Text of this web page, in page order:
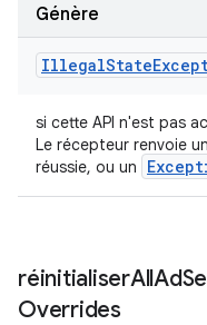
Génère
IllegalState
si cette API n'est pas
Le récepteur renvoie un
réussie, ou un
réinitialiserAllAd
Overrides